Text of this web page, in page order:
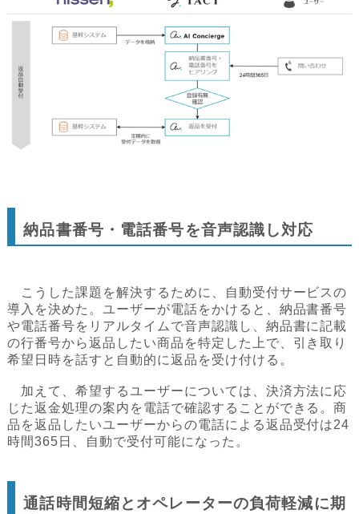
納品書番号・電話番号を音声認識し対応
こうした課題を解決するために、自動受付サービスの
導入を決めた。ユーザーが電話をかけると、納品書番号
や電話番号をリアルタイムで音声認識し、納品書に記載
の行番号から返品したい商品を特定した上で、引き取り
希望日時を話すと自動的に返品を受け付ける。
加えて、希望するユーザーについては、決済方法に応
じた返金処理の案内を電話で確認することができる。商
品を返品したいユーザーからの電話による返品受付は24
時間365日、自動で受付可能になった。
通話時間短縮とオペレーターの負荷軽減に期